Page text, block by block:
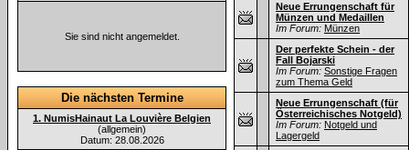
Sie sind nicht angemeldet.
Die nächsten Termine
1. NumisHainaut La Louvière Belgien
(allgemein)
Datum: 28.08.2026
Neue Errungenschaft für
Münzen und Medaillen
Im Forum: Münzen
Der perfekte Schein - der
Fall Bojarski
Im Forum: Sonstige Fragen
zum Thema Geld
Neue Errungenschaft (für
Österreichisches Notgeld)
Im Forum: Notgeld und
Lagergeld